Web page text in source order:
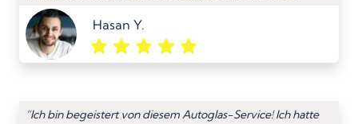
Hasan Y.
“Ich bin begeistert von diesem Autoglas-Service! Ich hatte